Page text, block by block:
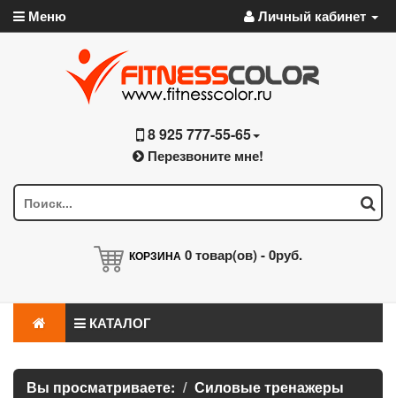
Меню Личный кабинет
8 925 777-55-65
Перезвоните мне!
КОРЗИНА 0товар(ов) -0руб.
КАТАЛОГ
Вы просматриваете:
Силовые тренажеры